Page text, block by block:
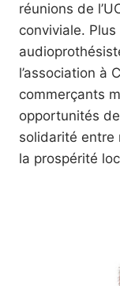
réunions de
conviviale.
l’association à
commerçants
opportunités
solidarité entre
la prospérité